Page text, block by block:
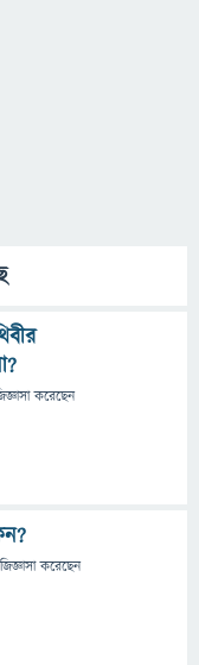
করেছেন
জিজ্ঞাসাকরেছেন